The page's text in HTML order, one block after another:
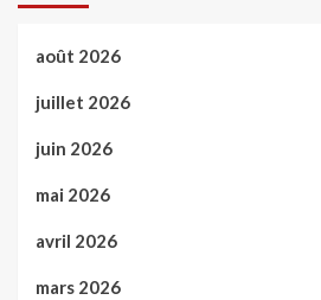
août 2026
juillet 2026
juin 2026
mai 2026
avril 2026
mars 2026